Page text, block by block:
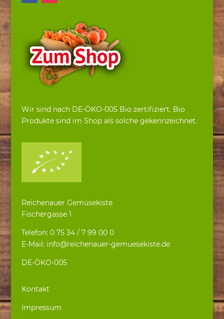
Wir sind nach DE-ÖKO-005 Bio zertifiziert. Bio
Produkte sind im Shop als solche gekennzeichnet.
Reichenauer Gemüsekiste
Fischergasse 1
Telefon: 0 75 34 / 7 99 00 0
E-Mail: info@reichenauer-gemuesekiste.de
DE-ÖKO-005
Kontakt
Impressum